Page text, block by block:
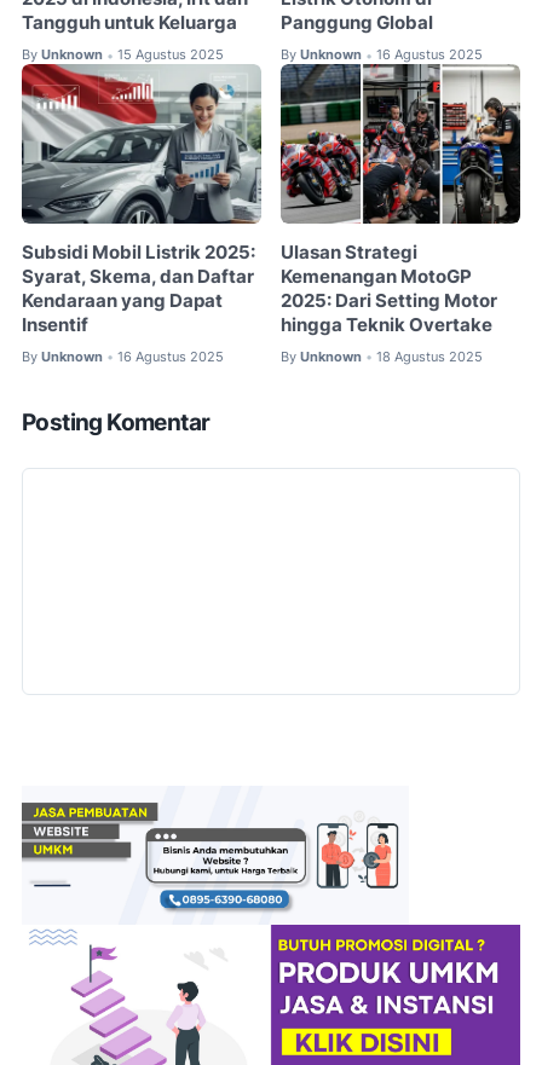
Tangguh untuk Keluarga
By Unknown • 15 Agustus 2025
Panggung Global
By Unknown • 16 Agustus 2025
Subsidi Mobil Listrik 2025:
Syarat, Skema, dan Daftar
Kendaraan yang Dapat
Insentif
By Unknown • 16 Agustus 2025
Ulasan Strategi
Kemenangan MotoGP
2025: Dari Setting Motor
hingga Teknik Overtake
By Unknown • 18 Agustus 2025
Posting Komentar